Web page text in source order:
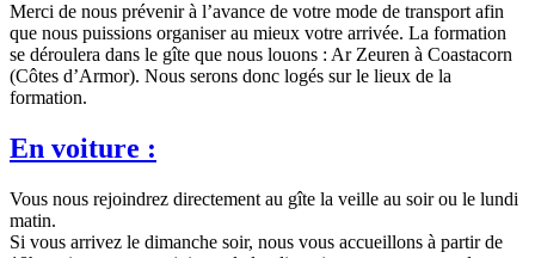
Merci de nous prévenir à l’avance de votre mode de transport afin
que nous puissions organiser au mieux votre arrivée. La formation
se déroulera dans le gîte que nous louons : Ar Zeuren à Coastacorn
(Côtes d’Armor). Nous serons donc logés sur le lieux de la
formation.
En voiture :
Vous nous rejoindrez directement au gîte la veille au soir ou le lundi
matin.
Si vous arrivez le dimanche soir, nous vous accueillons à partir de